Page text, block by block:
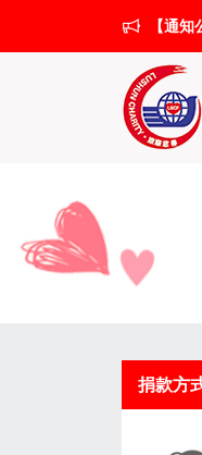
【通
捐款方